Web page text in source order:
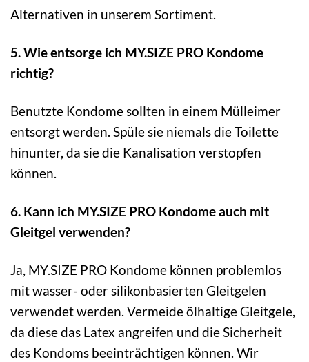
Alternativen in unserem Sortiment.
5. Wie entsorge ich MY.SIZE PRO Kondome
richtig?
Benutzte Kondome sollten in einem Mülleimer
entsorgt werden. Spüle sie niemals die Toilette
hinunter, da sie die Kanalisation verstopfen
können.
6. Kann ich MY.SIZE PRO Kondome auch mit
Gleitgel verwenden?
Ja, MY.SIZE PRO Kondome können problemlos
mit wasser- oder silikonbasierten Gleitgelen
verwendet werden. Vermeide ölhaltige Gleitgele,
da diese das Latex angreifen und die Sicherheit
des Kondoms beeinträchtigen können. Wir